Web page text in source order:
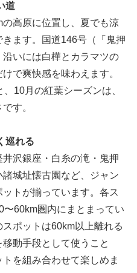
道
高原に位置し、夏でも涼
ます。国道146号（「鬼押
いには白樺とカラマツの
で爽快感を味わえます。
10月の紅葉シーズンは、
す。
巡れる
沢銀座・白糸の滝・鬼押
城址懐古園など、ジャン
トが揃っています。各ス
60km圏内にまとまってい
ポットは60km以上離れる
動手段として使うこと
を組み合わせて楽しめま